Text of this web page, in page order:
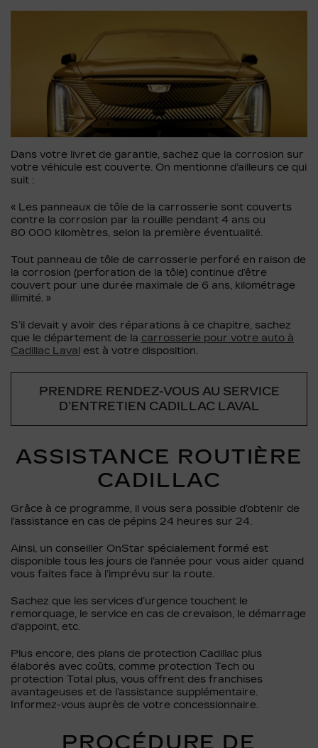
Dans votre livret de garantie, sachez que la corrosion sur
votre véhicule est couverte. On mentionne d’ailleurs ce qui
suit :
« Les panneaux de tôle de la carrosserie sont couverts
contre la corrosion par la rouille pendant 4 ans ou
80 000 kilomètres, selon la première éventualité.
Tout panneau de tôle de carrosserie perforé en raison de
la corrosion (perforation de la tôle) continue d’être
couvert pour une durée maximale de 6 ans, kilométrage
illimité. »
S’il devait y avoir des réparations à ce chapitre, sachez
que le département de la carrosserie pour votre auto à
Cadillac Laval est à votre disposition.
PRENDRE RENDEZ-VOUS AU SERVICE
D’ENTRETIEN CADILLAC LAVAL
ASSISTANCE ROUTIÈRE
CADILLAC
Grâce à ce programme, il vous sera possible d’obtenir de
l’assistance en cas de pépins 24 heures sur 24.
Ainsi, un conseiller OnStar spécialement formé est
disponible tous les jours de l’année pour vous aider quand
vous faites face à l’imprévu sur la route.
Sachez que les services d’urgence touchent le
remorquage, le service en cas de crevaison, le démarrage
d’appoint, etc.
Plus encore, des plans de protection Cadillac plus
élaborés avec coûts, comme protection Tech ou
protection Total plus, vous offrent des franchises
avantageuses et de l’assistance supplémentaire.
Informez-vous auprès de votre concessionnaire.
PROCÉDURE DE